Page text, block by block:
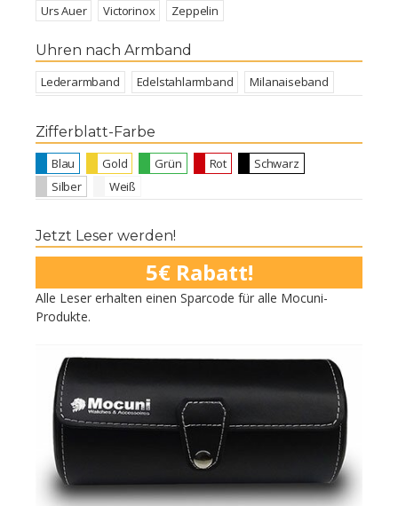
Urs Auer
Victorinox Zeppelin
Uhren nach Armband
Lederarmband Edelstahlarmband Milanaiseband
Zifferblatt-Farbe
Blau Gold Grün Rot
Schwarz
Silber
Weiß
Jetzt Leser werden!
5€ Rabatt!
Alle Leser erhalten einen Sparcode für alle Mocuni-
Produkte.